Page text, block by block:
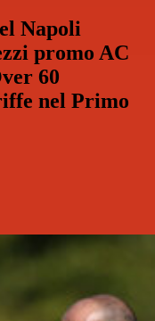
Napoli
promo AC
60
nel Primo